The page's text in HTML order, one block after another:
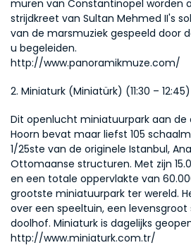
muren van Constantinopel worden
strijdkreet van Sultan Mehmed II's
van de marsmuziek gespeeld door
u begeleiden.
http://www.panoramikmuze.com/
2. Miniaturk (Miniatürk) (11:30 – 12:45)
Dit openlucht miniatuurpark aan de
Hoorn bevat maar liefst 105
1/25ste van de originele Istanbul,
Ottomaanse structuren. Met zijn
en een totale oppervlakte van
grootste miniatuurpark ter wereld.
over een speeltuin, een
doolhof. Miniaturk is dagelijks
http://www.miniaturk.com.tr/